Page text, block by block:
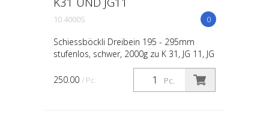
0
10.4000S
Schiessböckli Dreibein 195 - 295mm
stufenlos, schwer, 2000g zu K 31, JG 11, JG
96/11, Sportwaffen, Jagdwaffen
Pc.
250.00 / Pc.